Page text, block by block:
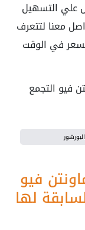
علي التسهيل
معنا لتتعرف
في الوقت
فيو التجمع
البورشور
فيو
لها